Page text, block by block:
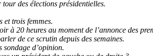
des élections présidentielles.
et trois femmes.
à 20 heures au moment de l’annonce des
de ce scrutin depuis des semaines.
sondage d’opinion.